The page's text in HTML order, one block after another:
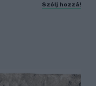
Szólj hozzá!